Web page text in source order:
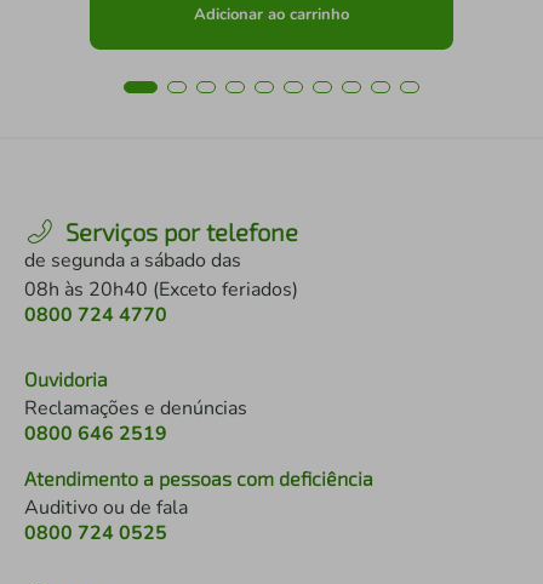
Adicionar ao carrinho
Serviços por telefone
de segunda a sábado das
08h às 20h40 (Exceto feriados)
0800 724 4770
Ouvidoria
Reclamações e denúncias
0800 646 2519
Atendimento a pessoas com deficiência
Auditivo ou de fala
0800 724 0525